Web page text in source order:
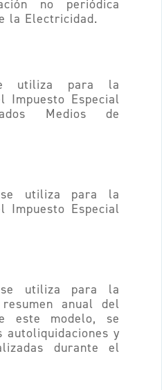
no periódica
la Electricidad.
utiliza para la
Impuesto Especial
Medios de
utiliza para la
Impuesto Especial
utiliza para la
anual del
este modelo, se
autoliquidaciones y
durante el